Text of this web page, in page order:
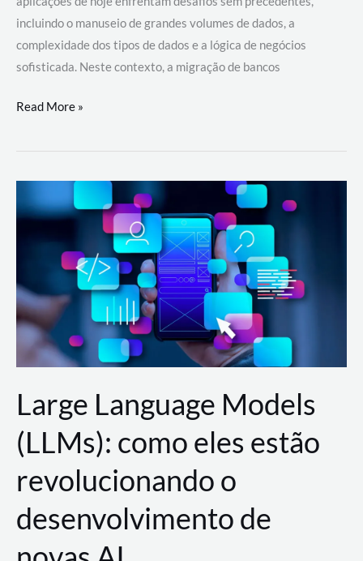
incluindo o manuseio de grandes volumes de dados, a
complexidade dos tipos de dados e a lógica de negócios
sofisticada. Neste contexto, a migração de bancos
Por
migrar
de
a
AWS?
Read More »
Large Language Models
(LLMs): como eles estão
revolucionando o
desenvolvimento de